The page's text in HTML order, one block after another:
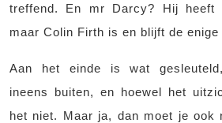
treffend. En mr Darcy? Hij heeft
maar Colin Firth is en blijft de enige
Aan het einde is wat
ineens buiten, en hoewel het
het niet. Maar ja, dan moet je ook